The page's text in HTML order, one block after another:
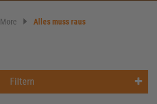
More Alles muss raus
Filtern